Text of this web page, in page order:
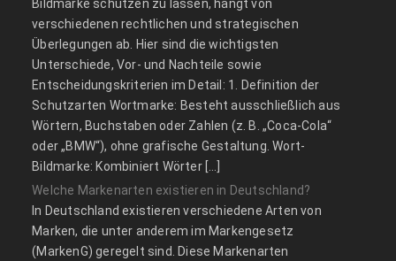
Bildmarke schützen zu lassen, hängt von
verschiedenen rechtlichen und strategischen
Überlegungen ab. Hier sind die wichtigsten
Unterschiede, Vor- und Nachteile sowie
Entscheidungskriterien im Detail: 1. Definition der
Schutzarten Wortmarke: Besteht ausschließlich aus
Wörtern, Buchstaben oder Zahlen (z. B. „Coca-Cola“
oder „BMW“), ohne grafische Gestaltung. Wort-
Bildmarke: Kombiniert Wörter […]
Welche Markenarten existieren in Deutschland?
In Deutschland existieren verschiedene Arten von
Marken, die unter anderem im Markengesetz
(MarkenG) geregelt sind. Diese Markenarten